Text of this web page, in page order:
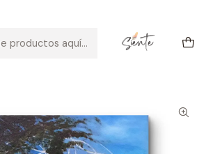
Galería Arte Espiritual